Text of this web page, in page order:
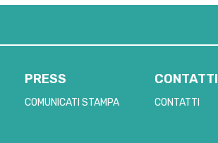
PRESS
COMUNICATI STAMPA
CONTATTI
CONTATTI